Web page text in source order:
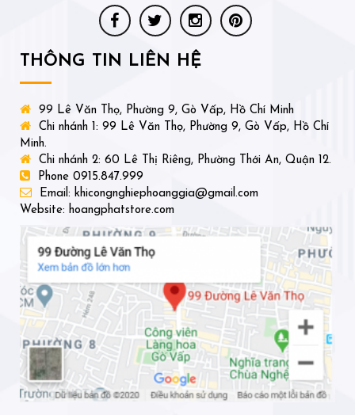
THÔNG TIN LIÊN HỆ
99 Lê Văn Thọ, Phường 9, Gò Vấp, Hồ Chí Minh
Chi nhánh 1: 99 Lê Văn Thọ, Phường 9, Gò Vấp, Hồ Chí
Minh.
Chi nhánh 2: 60 Lê Thị Riêng, Phường Thới An, Quận 12.
Phone 0915.847.999
Email: khicongnghiephoanggia@gmail.com
Website: hoangphatstore.com